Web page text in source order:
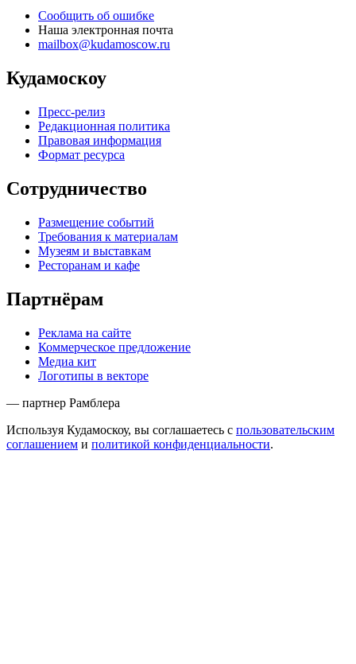
Сообщить об ошибке
Наша электронная почта
mailbox@kudamoscow.ru
Кудамоскоу
Пресс-релиз
Редакционная политика
Правовая информация
Формат ресурса
Сотрудничество
Размещение событий
Требования к материалам
Музеям и выставкам
Ресторанам и кафе
Партнёрам
Реклама на сайте
Коммерческое предложение
Медиа кит
Логотипы в векторе
— партнер Рамблера
Используя Кудамоскоу, вы соглашаетесь с пользовательским
соглашением и политикой конфиденциальности.